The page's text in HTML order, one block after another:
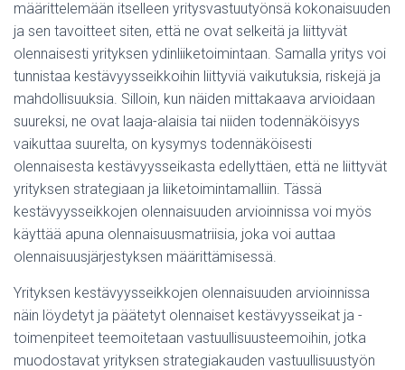
määrittelemään itselleen yritysvastuutyönsä kokonaisuuden
ja sen tavoitteet siten, että ne ovat selkeitä ja liittyvät
olennaisesti yrityksen ydinliiketoimintaan. Samalla yritys voi
tunnistaa kestävyysseikkoihin liittyviä vaikutuksia, riskejä ja
mahdollisuuksia. Silloin, kun näiden mittakaava arvioidaan
suureksi, ne ovat laaja-alaisia tai niiden todennäköisyys
vaikuttaa suurelta, on kysymys todennäköisesti
olennaisesta kestävyysseikasta edellyttäen, että ne liittyvät
yrityksen strategiaan ja liiketoimintamalliin. Tässä
kestävyysseikkojen olennaisuuden arvioinnissa voi myös
käyttää apuna olennaisuusmatriisia, joka voi auttaa
olennaisuusjärjestyksen määrittämisessä.
Yrityksen kestävyysseikkojen olennaisuuden arvioinnissa
näin löydetyt ja päätetyt olennaiset kestävyysseikat ja -
toimenpiteet teemoitetaan vastuullisuusteemoihin, jotka
muodostavat yrityksen strategiakauden vastuullisuustyön